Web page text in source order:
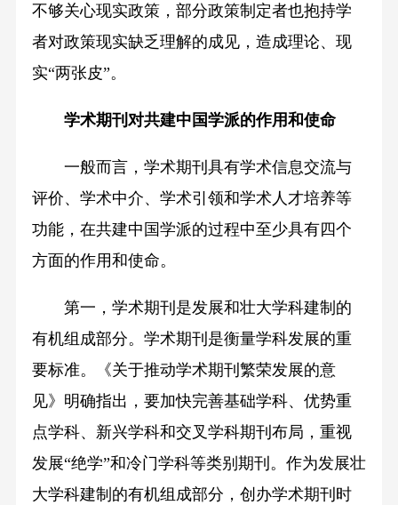
不够关心现实政策，部分政策制定者也抱持学
者对政策现实缺乏理解的成见，造成理论、现
实“两张皮”。
学术期刊对共建中国学派的作用和使命
一般而言，学术期刊具有学术信息交流与
评价、学术中介、学术引领和学术人才培养等
功能，在共建中国学派的过程中至少具有四个
方面的作用和使命。
第一，学术期刊是发展和壮大学科建制的
有机组成部分。学术期刊是衡量学科发展的重
要标准。《关于推动学术期刊繁荣发展的意
见》明确指出，要加快完善基础学科、优势重
点学科、新兴学科和交叉学科期刊布局，重视
发展“绝学”和冷门学科等类别期刊。作为发展壮
大学科建制的有机组成部分，创办学术期刊时